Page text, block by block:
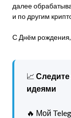
далее
и по другим
С Днём
📈
идеями
🔥 Мой